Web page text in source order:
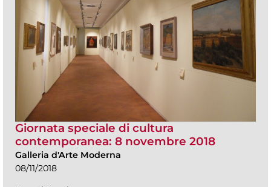
Giornata speciale di cultura
contemporanea: 8 novembre 2018
Galleria d'Arte Moderna
08/11/2018